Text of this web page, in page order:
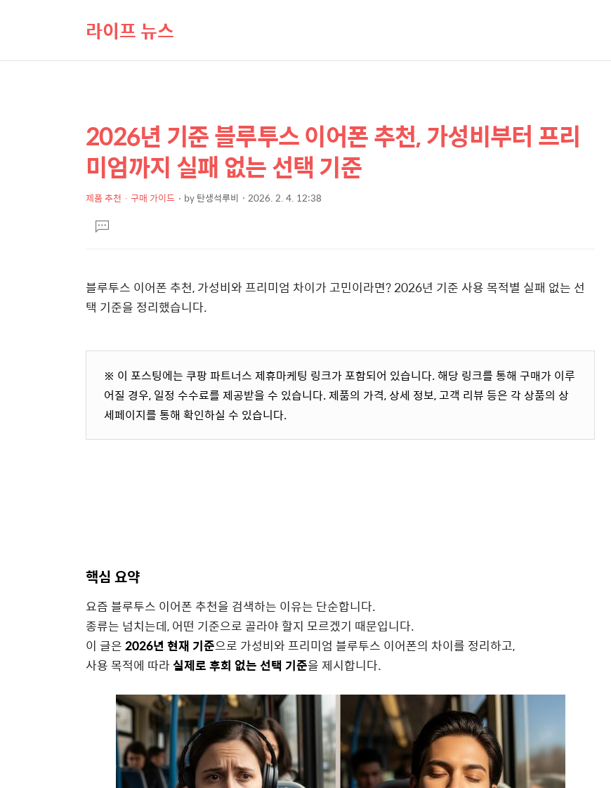
라이프 뉴스
상
세
컨
텐
본
문
제
2026년 기준 블루투스 이어폰 추천, 가성비부터 프리
미엄까지 실패 없는 선택 기준
제품 추천 · 구매 가이드 by탄생석루비 2026. 2. 4. 12:38
문댓
글
블루투스 이어폰 추천, 가성비와 프리미엄 차이가 고민이라면? 2026년 기준 사용 목적별 실패 없는 선
택 기준을 정리했습니다.
※ 이 포스팅에는 쿠팡 파트너스 제휴마케팅 링크가 포함되어 있습니다. 해당 링크를 통해 구매가 이루
어질 경우, 일정 수수료를 제공받을 수 있습니다. 제품의 가격, 상세 정보, 고객 리뷰 등은 각 상품의 상
세페이지를 통해 확인하실 수 있습니다.
핵심 요약
요즘 블루투스 이어폰 추천을 검색하는 이유는 단순합니다.
종류는 넘치는데, 어떤 기준으로 골라야 할지 모르겠기 때문입니다.
이 글은2026년 현재 기준으로 가성비와 프리미엄 블루투스 이어폰의 차이를 정리하고,
사용 목적에 따라실제로 후회 없는 선택 기준을 제시합니다.